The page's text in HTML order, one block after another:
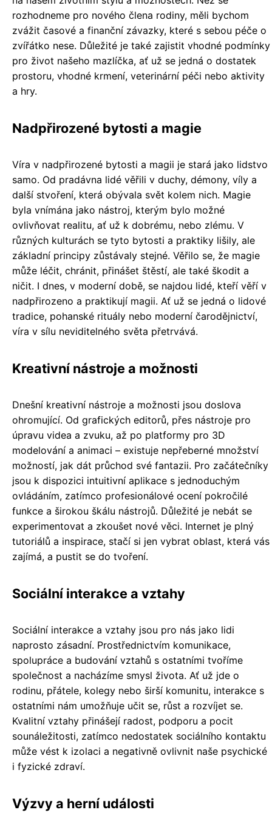
rozhodneme pro nového člena rodiny, měli bychom
zvážit časové a finanční závazky, které s sebou péče o
zvířátko nese. Důležité je také zajistit vhodné podmínky
pro život našeho mazlíčka, ať už se jedná o dostatek
prostoru, vhodné krmení, veterinární péči nebo aktivity
a hry.
Nadpřirozené bytosti a magie
Víra v nadpřirozené bytosti a magii je stará jako lidstvo
samo. Od pradávna lidé věřili v duchy, démony, víly a
další stvoření, která obývala svět kolem nich. Magie
byla vnímána jako nástroj, kterým bylo možné
ovlivňovat realitu, ať už k dobrému, nebo zlému. V
různých kulturách se tyto bytosti a praktiky lišily, ale
základní principy zůstávaly stejné. Věřilo se, že magie
může léčit, chránit, přinášet štěstí, ale také škodit a
ničit. I dnes, v moderní době, se najdou lidé, kteří věří v
nadpřirozeno a praktikují magii. Ať už se jedná o lidové
tradice, pohanské rituály nebo moderní čarodějnictví,
víra v sílu neviditelného světa přetrvává.
Kreativní nástroje a možnosti
Dnešní kreativní nástroje a možnosti jsou doslova
ohromující. Od grafických editorů, přes nástroje pro
úpravu videa a zvuku, až po platformy pro 3D
modelování a animaci – existuje nepřeberné množství
možností, jak dát průchod své fantazii. Pro začátečníky
jsou k dispozici intuitivní aplikace s jednoduchým
ovládáním, zatímco profesionálové ocení pokročilé
funkce a širokou škálu nástrojů. Důležité je nebát se
experimentovat a zkoušet nové věci. Internet je plný
tutoriálů a inspirace, stačí si jen vybrat oblast, která vás
zajímá, a pustit se do tvoření.
Sociální interakce a vztahy
Sociální interakce a vztahy jsou pro nás jako lidi
naprosto zásadní. Prostřednictvím komunikace,
spolupráce a budování vztahů s ostatními tvoříme
společnost a nacházíme smysl života. Ať už jde o
rodinu, přátele, kolegy nebo širší komunitu, interakce s
ostatními nám umožňuje učit se, růst a rozvíjet se.
Kvalitní vztahy přinášejí radost, podporu a pocit
sounáležitosti, zatímco nedostatek sociálního kontaktu
může vést k izolaci a negativně ovlivnit naše psychické
i fyzické zdraví.
Výzvy a herní události